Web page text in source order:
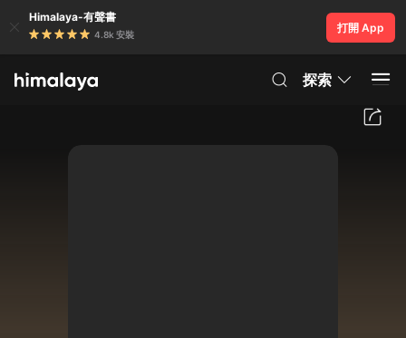
Himalaya-有聲書
4.8k 安裝
打開 App
探索